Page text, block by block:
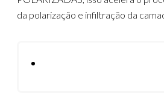
da polarização e infiltração da